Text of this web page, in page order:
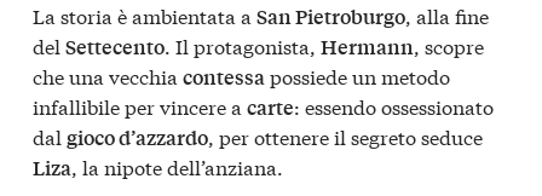
La storia è ambientata a San Pietroburgo, alla fine
del Settecento. Il protagonista, Hermann, scopre
che una vecchia contessapossiede un metodo
infallibile per vincere a carte: essendo ossessionato
dal gioco d’azzardo, per ottenere il segreto seduce
Liza, la nipote dell’anziana.